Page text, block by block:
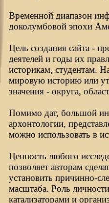
Временной диапазон
доколумбовой эпохи
Цель создания сайта -
деятелей и годы их
историкам, студентам.
мировую историю или
значения - округа,
Помимо дат, большой
архонтологии,
можно использовать в
Ценность любого
позволяет авторам
установить причинно-
масштаба. Роль
катализаторами и